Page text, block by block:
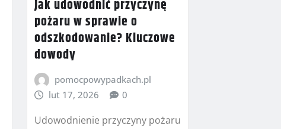
Jak udowodnić przyczynę
pożaru w sprawie o
odszkodowanie? Kluczowe
dowody
pomocpowypadkach.pl
lut 17, 2026
0
Udowodnienie przyczyny pożaru